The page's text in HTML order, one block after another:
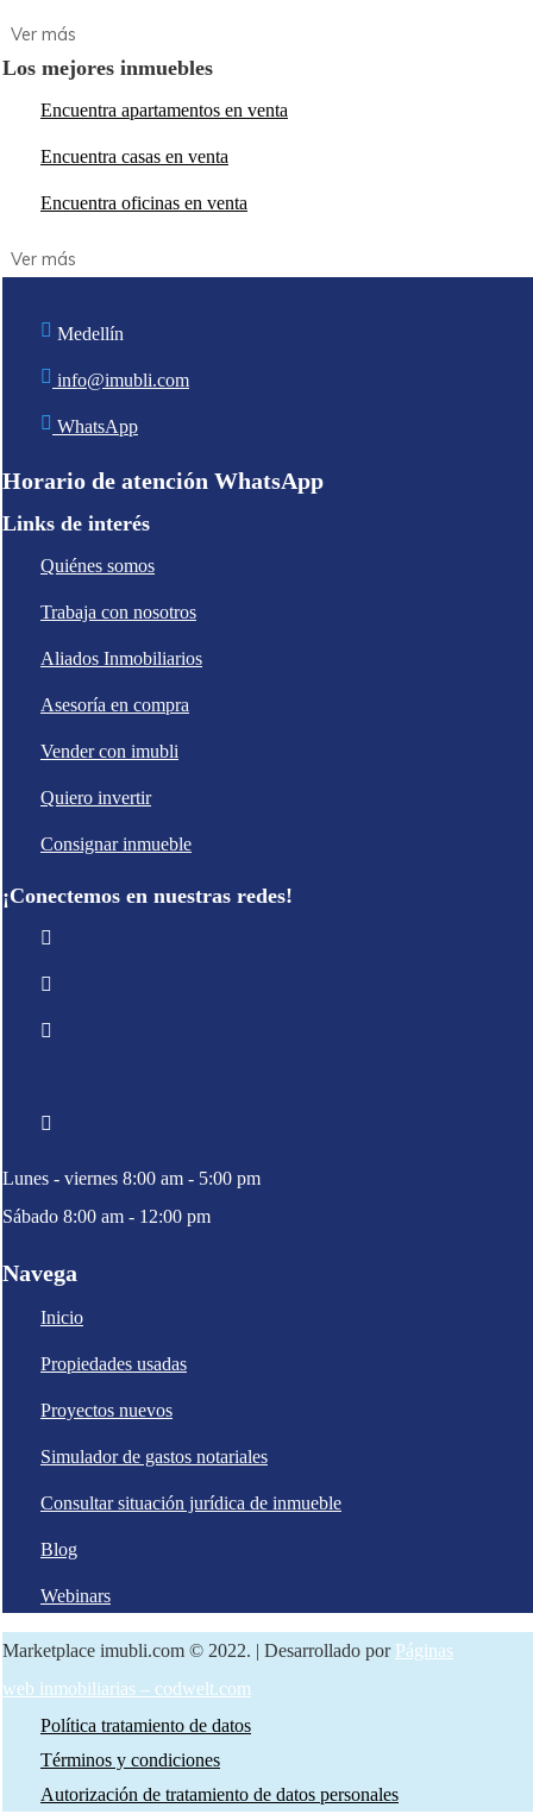
Los mejores inmuebles
Encuentra apartamentos en venta
Encuentra casas en venta
Encuentra oficinas en venta
Medellín
info@imubli.com
WhatsApp
Horario de atención WhatsApp
Links de interés
Quiénes somos
Trabaja con nosotros
Aliados Inmobiliarios
Asesoría en compra
Vender con imubli
Quiero invertir
Consignar inmueble
¡Conectemos en nuestras redes!
Lunes - viernes 8:00 am - 5:00 pm
Sábado 8:00 am - 12:00 pm
Navega
Inicio
Propiedades usadas
Proyectos nuevos
Simulador de gastos notariales
Consultar situación jurídica de inmueble
Blog
Webinars
Marketplace imubli.com © 2022. | Desarrollado por Páginas
web inmobiliarias – codwelt.com
Política tratamiento de datos
Términos y condiciones
Autorización de tratamiento de datos personales